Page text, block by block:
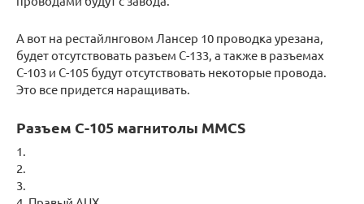
А вот на рестайлнговом Лансер 10 проводка урезана,
будет отсутствовать разъем С-133, а также в разъемах
С-103 и С-105 будут отсутствовать некоторые провода.
Это все придется наращивать.
Разъем С-105 магнитолы MMCS
1.
2.
3.